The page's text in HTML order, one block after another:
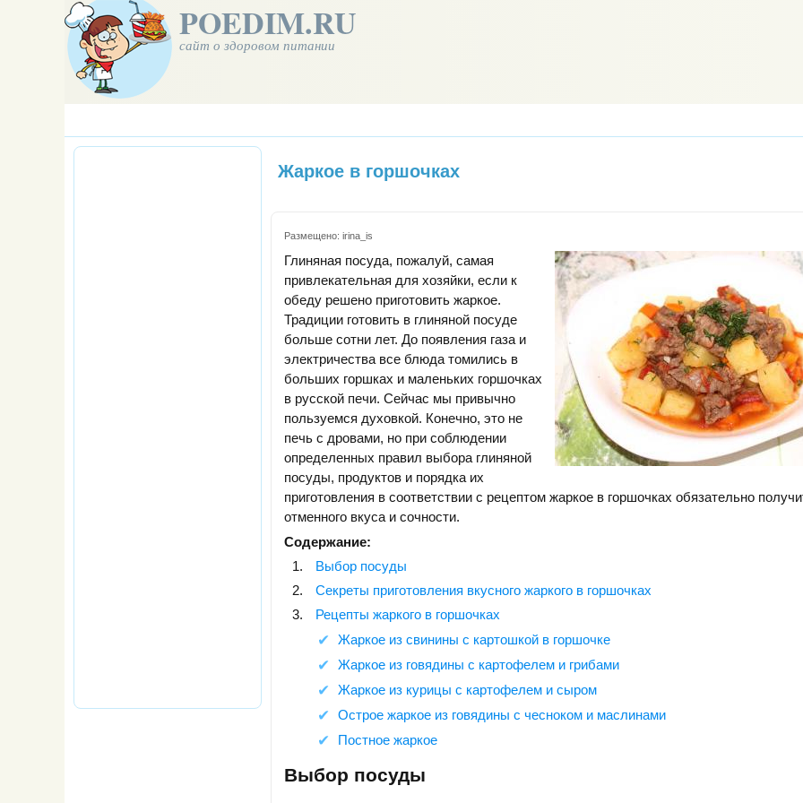
POEDIM.RU
сайт о здоровом питании
Жаркое в горшочках
Размещено: irina_is
Глиняная посуда, пожалуй, самая
привлекательная для хозяйки, если к
обеду решено приготовить жаркое.
Традиции готовить в глиняной посуде
больше сотни лет. До появления газа и
электричества все блюда томились в
больших горшках и маленьких горшочках
в русской печи. Сейчас мы привычно
пользуемся духовкой. Конечно, это не
печь с дровами, но при соблюдении
определенных правил выбора глиняной
посуды, продуктов и порядка их
приготовления в соответствии с рецептом жаркое в горшочках обязательно
отменного вкуса и сочности.
Содержание:
Выбор посуды
Секреты приготовления вкусного жаркого в горшочках
Рецепты жаркого в горшочках
Жаркое из свинины с картошкой в горшочке
Жаркое из говядины с картофелем и грибами
Жаркое из курицы с картофелем и сыром
Острое жаркое из говядины с чесноком и маслинами
Постное жаркое
Выбор посуды